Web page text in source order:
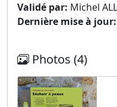
Validé par: Michel
Dernière mise à jour:
Photos (4)